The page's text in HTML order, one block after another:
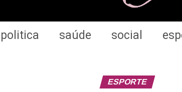
politica saúde social
ESPORTE